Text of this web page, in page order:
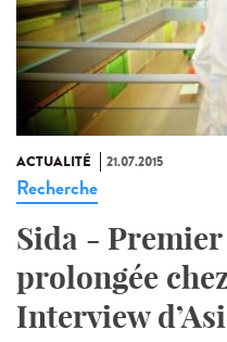
ACTUALITÉ 21.07.2015
Recherche
Sida -
prolongée
Interview